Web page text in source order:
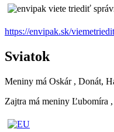
https://envipak.sk/viemetriedit
Sviatok
Meniny má Oskár , Donát,
Zajtra má meniny Ľubomíra